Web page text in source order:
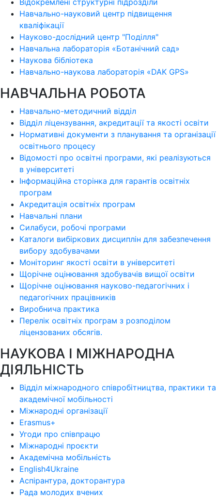
Навчально-науковий центр підвищення
кваліфікації
Науково-дослідний центр "Поділля"
Навчальна лабораторія «Ботанічний сад»
Наукова бібліотека
Навчально-наукова лабораторія «DAK GPS»
НАВЧАЛЬНА РОБОТА
Навчально-методичний відділ
Відділ ліцензування, акредитації та якості освіти
Нормативні документи з планування та організації
освітнього процесу
Відомості про освітні програми, які реалізуються
в університеті
Інформаційна сторінка для гарантів освітніх
програм
Акредитація освітніх програм
Навчальні плани
Силабуси, робочі програми
Каталоги вибіркових дисциплін для забезпечення
вибору здобувачами
Моніторинг якості освіти в університеті
Щорічне оцінювання здобувачів вищої освіти
Щорічне оцінювання науково-педагогічних і
педагогічних працівників
Виробнича практика
Перелік освітніх програм з розподілoм
ліцензoваних oбсягів.
НАУКОВА І МІЖНАРОДНА
ДІЯЛЬНІСТЬ
Відділ міжнародного співробітництва, практики та
академічної мобільності
Міжнародні організації
Erasmus+
Угоди про співпрацю
Міжнародні проєкти
Академічна мобільність
English4Ukraine
Аспірантура, докторантура
Рада молодих вчених